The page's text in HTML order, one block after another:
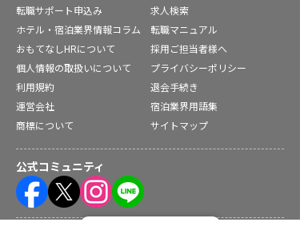
転職サポート申込み
求人検索
ホテル・宿泊業界情報コラム
転職マニュアル
おもてなしHRについて
採用ご担当者様へ
個人情報の取扱いについて
プライバシーポリシー
利用規約
退会手続き
運営会社
宿泊業界用語集
商標について
サイトマップ
公式コミュニティ